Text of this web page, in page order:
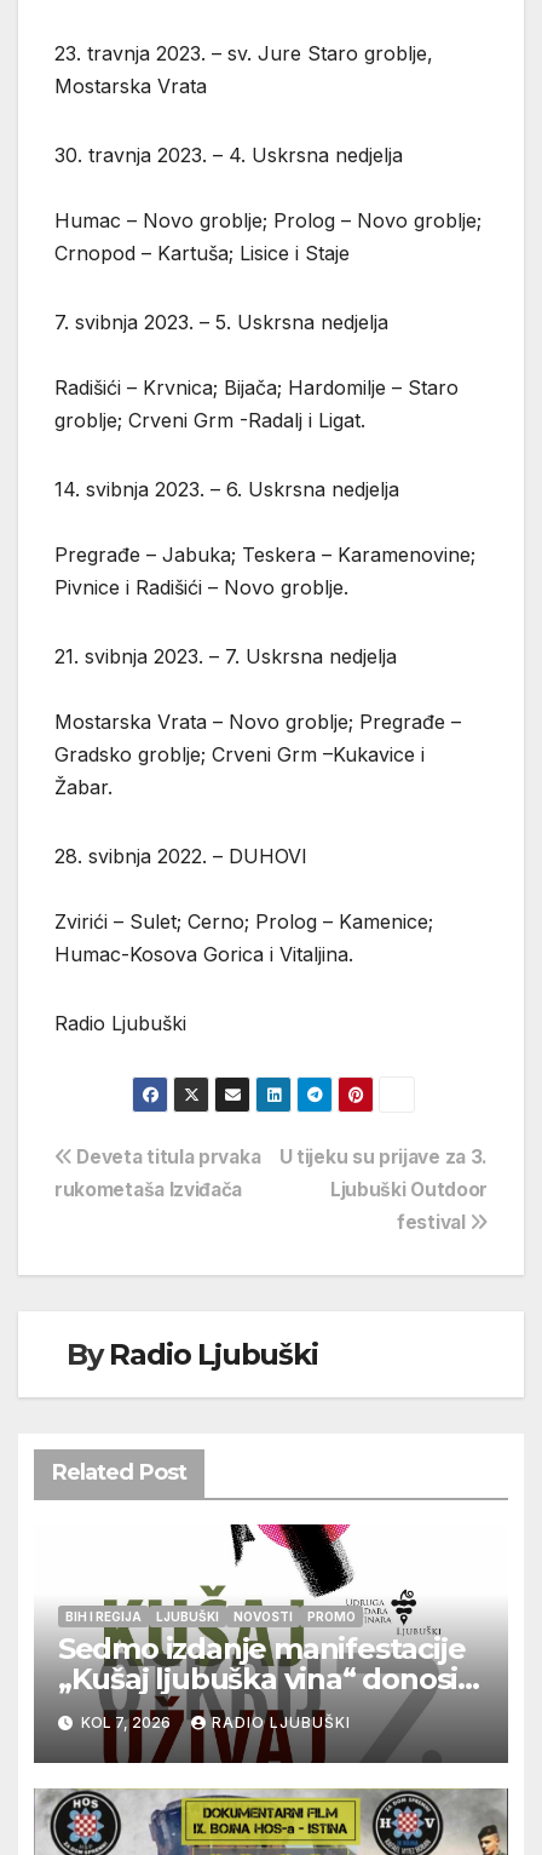
23. travnja 2023. – sv. Jure Staro groblje,
Mostarska Vrata
30. travnja 2023. – 4. Uskrsna nedjelja
Humac – Novo groblje; Prolog – Novo groblje;
Crnopod – Kartuša; Lisice i Staje
7. svibnja 2023. – 5. Uskrsna nedjelja
Radišići – Krvnica; Bijača; Hardomilje – Staro
groblje; Crveni Grm -Radalj i Ligat.
14. svibnja 2023. – 6. Uskrsna nedjelja
Pregrađe – Jabuka; Teskera – Karamenovine;
Pivnice i Radišići – Novo groblje.
21. svibnja 2023. – 7. Uskrsna nedjelja
Mostarska Vrata – Novo groblje; Pregrađe –
Gradsko groblje; Crveni Grm –Kukavice i
Žabar.
28. svibnja 2022. – DUHOVI
Zvirići – Sulet; Cerno; Prolog – Kamenice;
Humac-Kosova Gorica i Vitaljina.
Radio Ljubuški
Navigacija
U tijeku su prijave za 3.
Ljubuški Outdoor
festival
Deveta titula prvaka
rukometaša Izviđača
ByRadio Ljubuški
Related Post
BIH I REGIJA LJUBUŠKI NOVOSTI PROMO
Sedmo izdanje manifestacije
„Kušaj ljubuška vina“ donosi
vrhunska vina, gastronomiju i
glazbu
KOL 7, 2026 RADIO LJUBUŠKI